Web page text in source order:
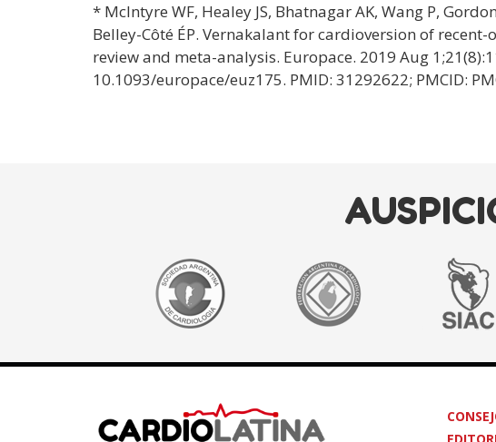
* McIntyre WF, Healey JS, Bhatnagar AK, Wang P,
Belley-Côté ÉP. Vernakalant for cardioversion of
review and meta-analysis. Europace. 2019 Aug
10.1093/europace/euz175. PMID: 31292622; PMCID: